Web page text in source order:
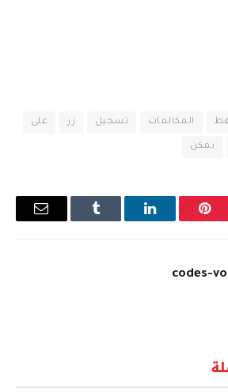
المكالمات تسجيل زر على
يمكن
بينتيريستلينكدإن Tumblr
البريد
codes-